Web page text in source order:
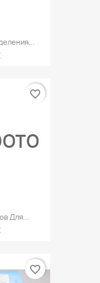
Для...
favorite_border
favorite_border